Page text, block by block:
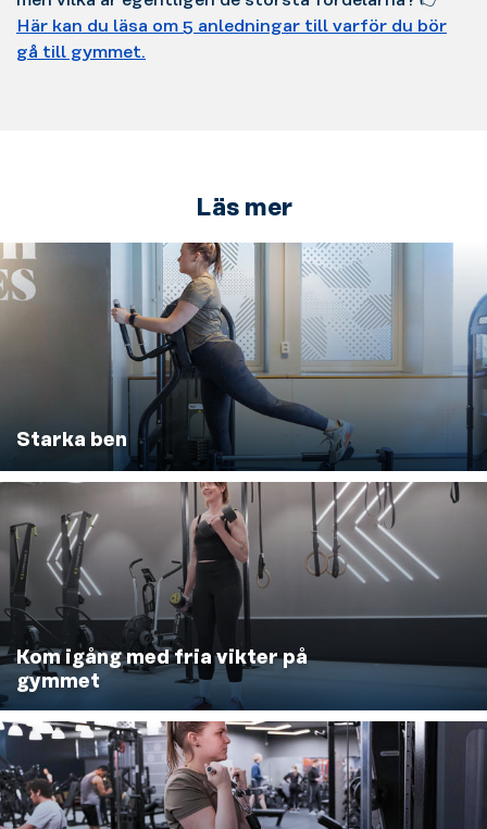
Här kan du läsa om 5 anledningar till varför du bör
gå till gymmet.
Läs mer
Starka ben
Kom igång med fria vikter på
gymmet